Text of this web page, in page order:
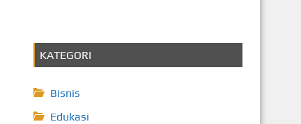
KATEGORI
Bisnis
Edukasi